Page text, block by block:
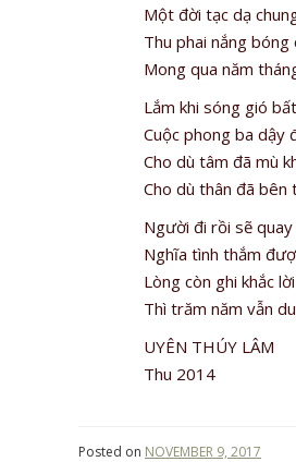
Một đời tạc dạ
Thu phai nắng bóng
Mong qua năm
Lắm khi sóng gió
Cuộc phong ba dậy
Cho dù tâm đã mù
Cho dù thân đã bên
Người đi rồi sẽ quay
Nghĩa tình thắm
Lòng còn ghi khắc
Thì trăm năm vẫn
UYÊN THÚY LÂM
Thu 2014
Posted on NOVEMBER 9, 2017